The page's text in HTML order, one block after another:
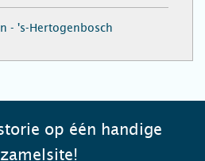
- 's-Hertogenbosch
op één handige